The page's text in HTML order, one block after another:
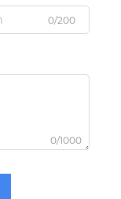
0/200
0/1000